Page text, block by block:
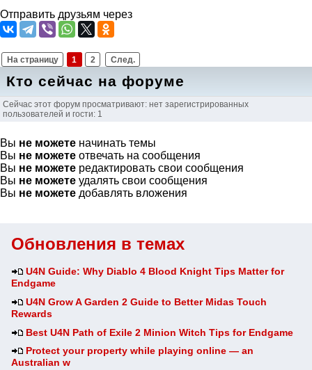
Обновления в темах
U4N Guide: Why Diablo 4 Blood Knight Tips Matter for
Endgame
U4N Grow A Garden 2 Guide to Better Midas Touch
Rewards
Best U4N Path of Exile 2 Minion Witch Tips for Endgame
Protect your property while playing online — an
Australian w
Отправить друзьям через
На страницу 1 2 След.
Кто сейчас на форуме
Сейчас этот форум просматривают: нет зарегистрированных
пользователей и гости: 1
Вы не можете начинать темы
Вы не можете отвечать на сообщения
Вы не можете редактировать свои сообщения
Вы не можете удалять свои сообщения
Вы не можете добавлять вложения